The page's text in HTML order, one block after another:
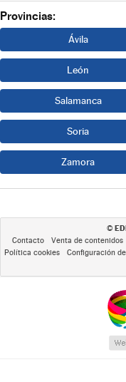
Provincias:
Ávila
León
Salamanca
Soria
Zamora
©
Contacto Venta de contenidos
Política cookies
Configuración